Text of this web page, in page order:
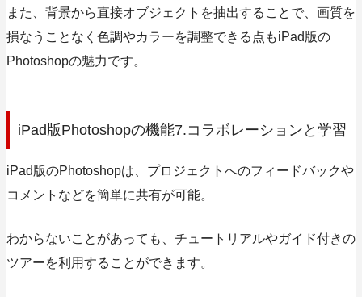
また、 背景から直接オブジェクトを抽出することで、画質を
損なうことなく色調やカラーを調整できる点もiPad版の
Photoshopの魅力です。
iPad版Photoshopの機能7.コラボレーションと学習
iPad版のPhotoshopは、プロジェクトへのフィードバックや
コメントなどを簡単に共有が可能。
わからないことがあっても、チュートリアルやガイド付きの
ツアーを利用することができます。